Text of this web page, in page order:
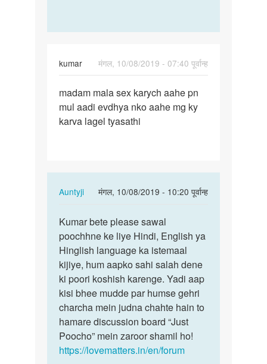
kumar
मंगल, 10/08/2019 - 07:40 पूर्वान्ह
madam
mala
sex
madam mala sex karych aahe pn
mul aadi evdhya nko aahe mg ky
karva lagel tyasathi
Auntyji
मंगल, 10/08/2019 - 10:20 पूर्वान्ह
In
to
madam
mala
sex
karych
aahe…
by
kumar
Kumar
bete
please
sawal…
Kumar bete please sawal
poochhne ke liye Hindi, English ya
Hinglish language ka istemaal
kijiye, hum aapko sahi salah dene
ki poori koshish karenge. Yadi aap
kisi bhee mudde par humse gehri
charcha mein judna chahte hain to
hamare discussion board “Just
Poocho” mein zaroor shamil ho!
https://lovematters.in/en/forum